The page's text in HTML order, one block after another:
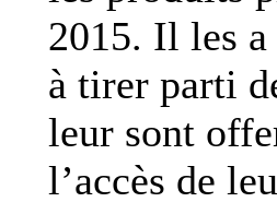
2015. Il les a
à tirer parti
leur sont
l’accès de